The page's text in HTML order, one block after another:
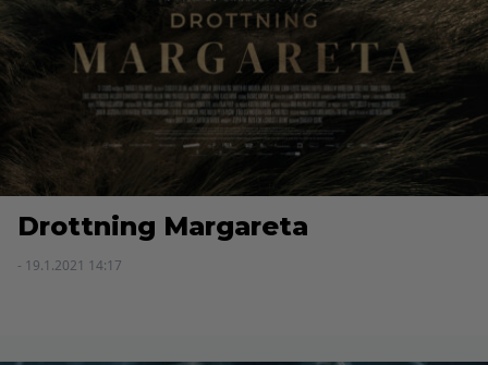
Drottning Margareta
- 19.1.2021 14:17